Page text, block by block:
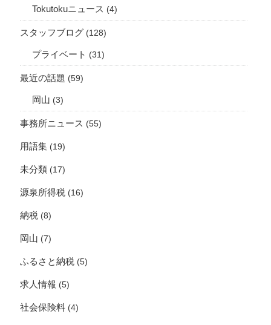
Tokutokuニュース (4)
スタッフブログ (128)
プライベート (31)
最近の話題 (59)
岡山 (3)
事務所ニュース (55)
用語集 (19)
未分類 (17)
源泉所得税 (16)
納税 (8)
岡山 (7)
ふるさと納税 (5)
求人情報 (5)
社会保険料 (4)